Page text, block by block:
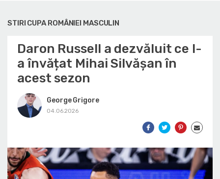
STIRI CUPA ROMÂNIEI MASCULIN
Daron Russell a dezvăluit ce l-
a învățat Mihai Silvășan în
acest sezon
George Grigore
04.06.2026